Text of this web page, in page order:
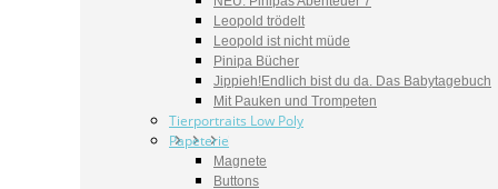
Leopold trödelt
Leopold ist nicht müde
Pinipa Bücher
Jippieh!Endlich bist du da. Das Babytagebuch
Mit Pauken und Trompeten
Tierportraits Low Poly
Papeterie
Magnete
Buttons